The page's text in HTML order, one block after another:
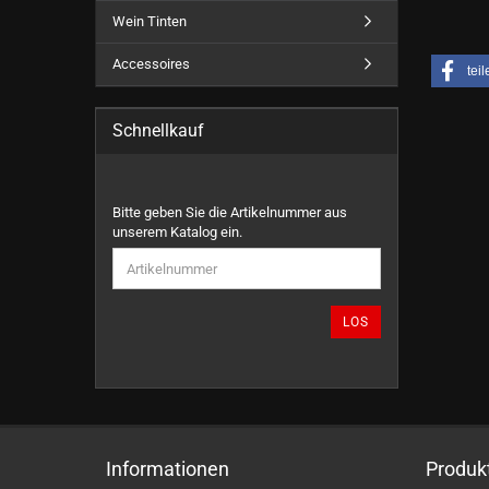
Wein Tinten
Accessoires
Schnellkauf
BITTE
GEBEN
SIE
DIE
ARTIKELNUMMER
Bitte geben Sie die Artikelnummer aus
unserem Katalog ein.
LOS
Informationen